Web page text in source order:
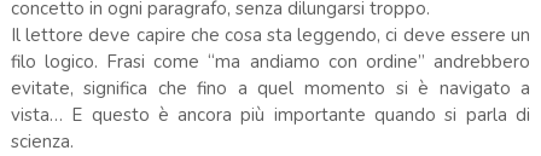
concetto in ogni paragrafo, senza dilungarsi troppo.
Il lettore deve capire che cosa sta leggendo, ci deve essere un
filo logico. Frasi come “ma andiamo con ordine” andrebbero
evitate, significa che fino a quel momento si è navigato a
vista… E questo è ancora più importante quando si parla di
scienza.